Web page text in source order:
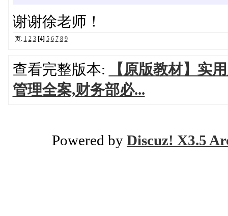
谢谢徐老师！
页: 1 2 3 [4] 5 6 7 8 9
查看完整版本:
【原版教材】实
管理全案,财务部必...
Powered by Discuz! X3.5